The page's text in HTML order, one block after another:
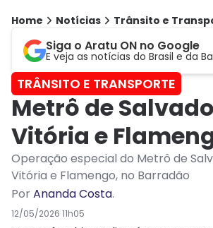
Home Notícias Trânsito e
Siga o Aratu ON no Google
E veja as notícias do Brasil e da
TRÂNSITO E TRANSPORTE
Metrô de
Vitória e
Operação especial do Metrô de
Vitória e Flamengo, no Barradão
PorAnanda Costa.
12/05/2026 11h05